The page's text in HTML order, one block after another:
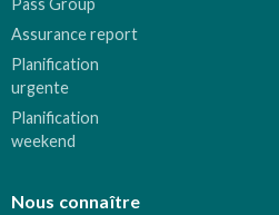
Pass Group
Assurance report
Planification
urgente
Planification
weekend
Nous connaître